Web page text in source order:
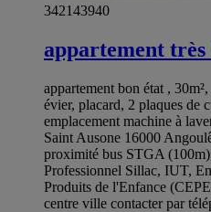
342143940
appartement très
appartement bon état ,
évier, placard, 2 plaques de
emplacement machine à
Saint Ausone 16000
proximité bus STGA
Professionnel Sillac, IUT,
Produits de l'Enfance
centre ville contacter par